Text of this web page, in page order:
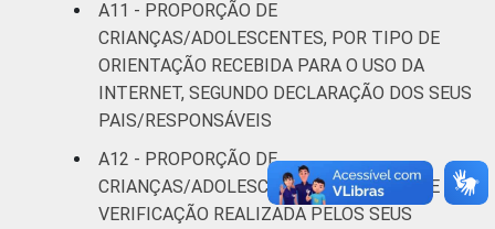
A11 - PROPORÇÃO DE
CRIANÇAS/ADOLESCENTES, POR TIPO DE
ORIENTAÇÃO RECEBIDA PARA O USO DA
INTERNET, SEGUNDO DECLARAÇÃO DOS SEUS
PAIS/RESPONSÁVEIS
A12 - PROPORÇÃO DE
CRIANÇAS/ADOLESCENTES, POR TIPO DE
VERIFICAÇÃO REALIZADA PELOS SEUS